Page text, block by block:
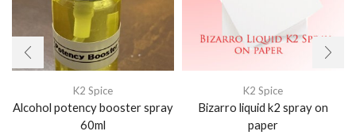
K2 Spice
Alcohol potency booster spray
60ml
K2 Spice
Bizarro liquid k2 spray on
paper